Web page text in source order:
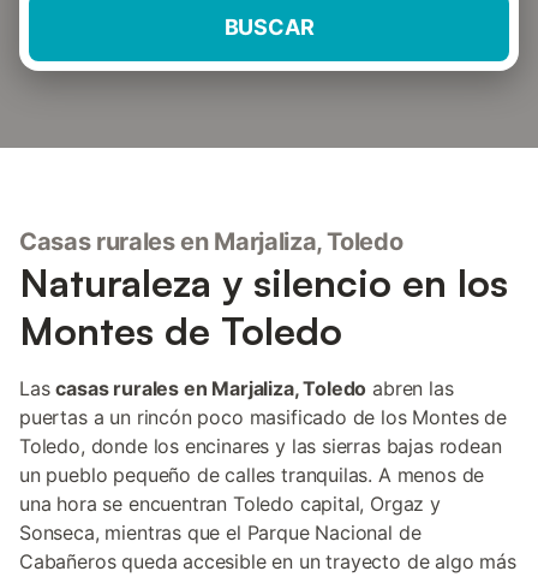
BUSCAR
Casas rurales en Marjaliza, Toledo
Naturaleza y silencio en los
Montes de Toledo
Lascasas rurales en Marjaliza, Toledo abren las
puertas a un rincón poco masificado de los Montes de
Toledo, donde los encinares y las sierras bajas rodean
un pueblo pequeño de calles tranquilas. A menos de
una hora se encuentran Toledo capital, Orgaz y
Sonseca, mientras que el Parque Nacional de
Cabañeros queda accesible en un trayecto de algo más